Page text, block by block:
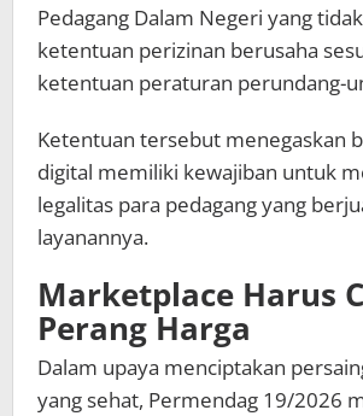
Pedagang Dalam Negeri yang
ketentuan perizinan berusaha
ketentuan peraturan perundang-
Ketentuan tersebut menegaskan
digital memiliki kewajiban untuk
legalitas para pedagang yang
layanannya.
Marketplace Harus
Perang Harga
Dalam upaya menciptakan
yang sehat, Permendag 19/2026